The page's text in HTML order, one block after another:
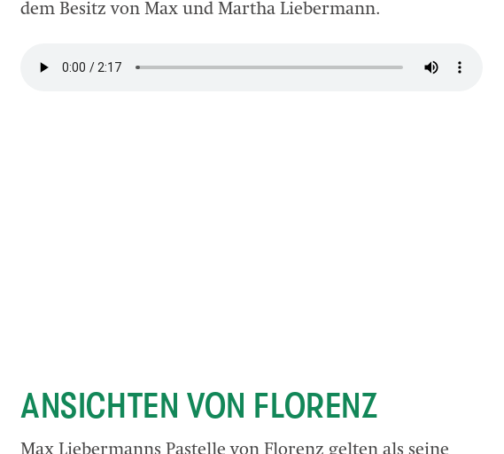
dem Besitz von Max und Martha Liebermann.
ANSICHTEN VON FLORENZ